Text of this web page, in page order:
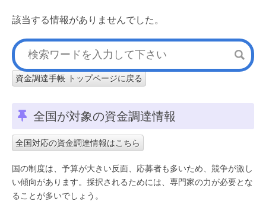
該当する情報がありませんでした。
資金調達手帳 トップページに戻る
全国が対象の資金調達情報
全国対応の資金調達情報はこちら
国の制度は、予算が大きい反面、応募者も多いため、競争が激し
い傾向があります。採択されるためには、専門家の力が必要とな
ることが多いでしょう。